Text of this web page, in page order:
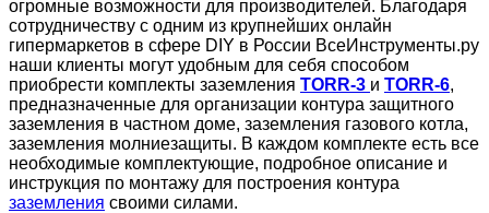
огромные возможности для производителей. Благодаря
сотрудничеству с одним из крупнейших онлайн
гипермаркетов в сфере DIY в России ВсеИнструменты.ру
наши клиенты могут удобным для себя способом
приобрести комплекты заземления TORR-3 и TORR-6,
предназначенные для организации контура защитного
заземления в частном доме, заземления газового котла,
заземления молниезащиты. В каждом комплекте есть все
необходимые комплектующие, подробное описание и
инструкция по монтажу для построения контура
заземления своими силами.